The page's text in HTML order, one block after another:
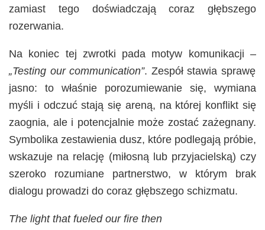
zamiast tego doświadczają coraz głębszego
rozerwania.
Na koniec tej zwrotki pada motyw komunikacji –
„Testing our communication”. Zespół stawia sprawę
jasno: to właśnie porozumiewanie się, wymiana
myśli i odczuć stają się areną, na której konflikt się
zaognia, ale i potencjalnie może zostać zażegnany.
Symbolika zestawienia dusz, które podlegają próbie,
wskazuje na relację (miłosną lub przyjacielską) czy
szeroko rozumiane partnerstwo, w którym brak
dialogu prowadzi do coraz głębszego schizmatu.
The light that fueled our fire then